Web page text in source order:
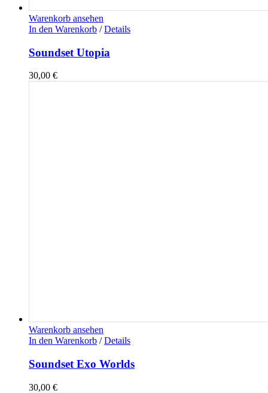
Warenkorb ansehen
In den Warenkorb / Details
Soundset Utopia
30,00 €
Warenkorb ansehen
In den Warenkorb / Details
Soundset Exo Worlds
30,00 €